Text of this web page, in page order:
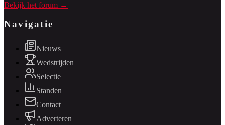
Bekijk het forum →
Navigatie
Nieuws
Wedstrijden
Selectie
Standen
Contact
Adverteren